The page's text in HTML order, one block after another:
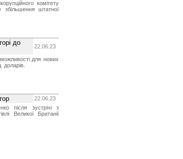
комітету
збільшення штатної
до
22.06.23
можливості для нових
доларів.
22.06.23
після зустрічі з
Великої Британії